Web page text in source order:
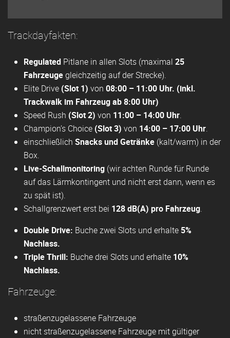
Trackdayfakten:
Regulated Pitlane in allen Slots (maximal25
Fahrzeugegleichzeitig auf der Strecke).
Elite Drive (Slot 1) von08:00 – 11:00 Uhr. (inkl.
Trackwalk im Fahrzeug ab 8:00 Uhr)
Speed Rush (Slot 2) von 11:00 – 14:00 Uhr.
Champion’s Choice (Slot 3)von 14:00 – 17:00 Uhr.
einschließlichSnacks und Getränke (kalt/warm) in der
Box.
Live-Schallmonitoring (wir achten Runde für Runde
auf das Lärmkontingent und nicht erst dann, wenn es
zu spät ist).
Schallgrenzwert erst bei 128 dB(A) pro Fahrzeug.
Double Drive: Buche zwei Slots und erhalte 5%
Nachlass.
Triple Thrill: Buche drei Slots und erhalte 10%
Nachlass.
Fahrzeuge:
straßenzugelassene Fahrzeuge
nicht straßenzugelassene Fahrzeuge mit gültiger